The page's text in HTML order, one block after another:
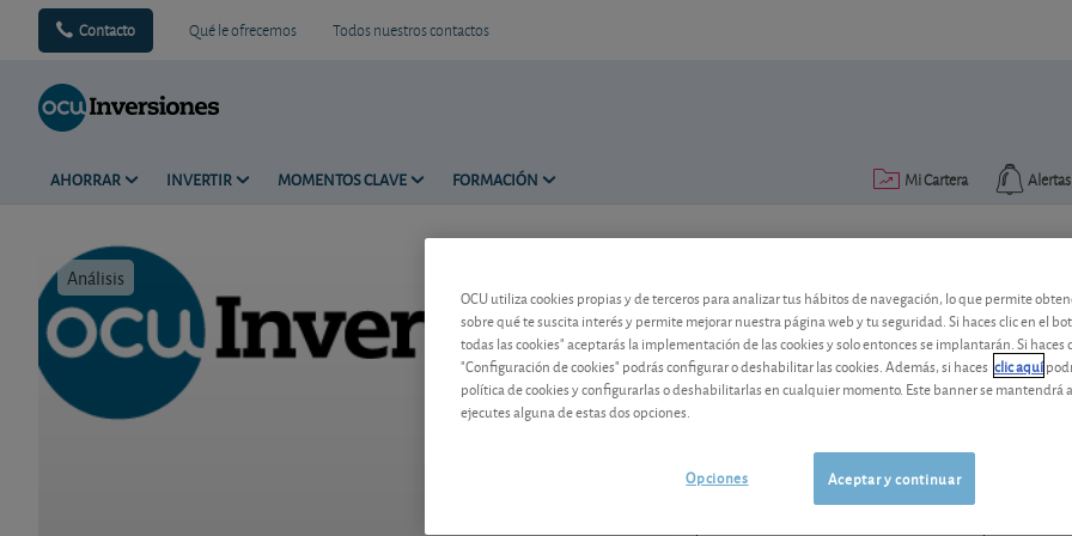
Contacto Qué le ofrecemos Todos nuestros contactos
AHORRAR INVERTIR MOMENTOS CLAVE FORMACIÓN Alertas
Mi Cartera
Análisis
Novartis: vende su unidad
El grupo farmacéutico suizo ha
de sangre. ¿Qué nos parece la
OCU utiliza cookies propias y de terceros para analizar tus hábitos de navegación, lo que permite
sobre qué te suscita interés y permite mejorar nuestra página web y tu seguridad. Si haces clic en el
todas las cookies" aceptarás la implementación de las cookies y solo entonces se implantarán. Si haces
"Configuración de cookies" podrás configurar o deshabilitar las cookies. Además, si haces clic aquí
política de cookies y configurarlas o deshabilitarlas en cualquier momento. Este banner se mantendrá
ejecutes alguna de estas dos opciones.
Aceptar y continuar
Opciones